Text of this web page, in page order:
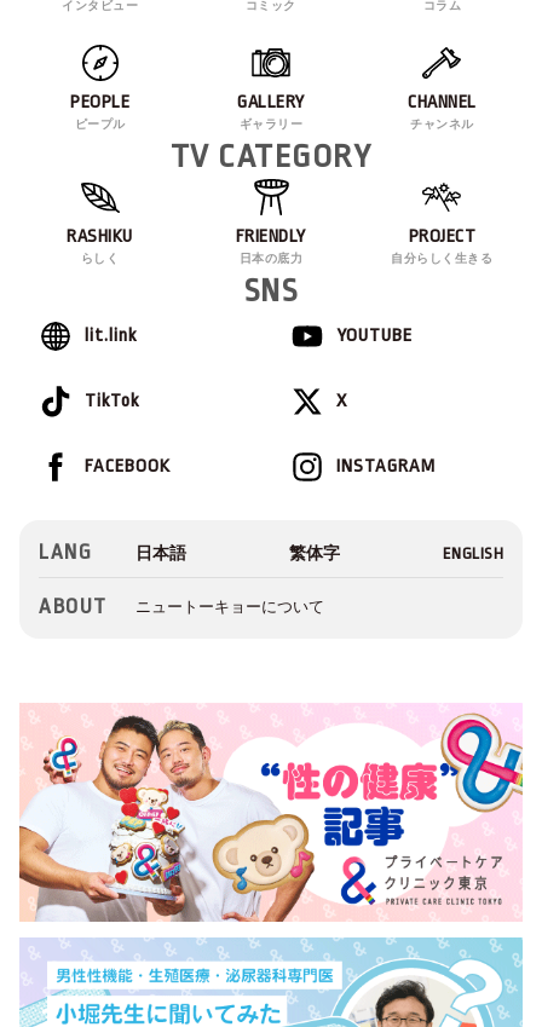
インタビュー コミック コラム
PEOPLE
ピープル
GALLERY
ギャラリー
CHANNEL
チャンネル
TV CATEGORY
RASHIKU
らしく
FRIENDLY
日本の底力
PROJECT
自分らしく生きる
SNS
lit.link YOUTUBE
TikTok X
INSTAGRAM
FACEBOOK
LANG
ABOUT ニュートーキョーについて